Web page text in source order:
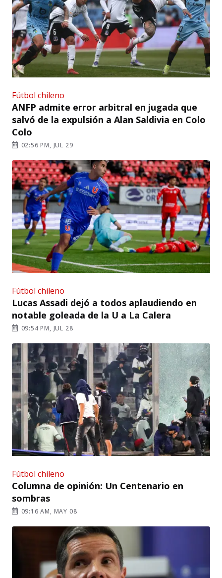
Fútbol chileno
ANFP admite error arbitral en jugada que
salvó de la expulsión a Alan Saldivia en Colo
Colo
02:56 PM, JUL 29
Fútbol chileno
Lucas Assadi dejó a todos aplaudiendo en
notable goleada de la U a La Calera
09:54 PM, JUL 28
Fútbol chileno
Columna de opinión: Un Centenario en
sombras
09:16 AM, MAY 08